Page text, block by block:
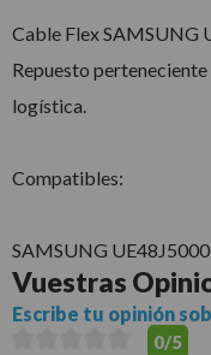
Cable Flex SAMSUNG
Repuesto
logística.
Compatibles:
SAMSUNG UE48J5000
Vuestras
Escribe tu opinión
0/5